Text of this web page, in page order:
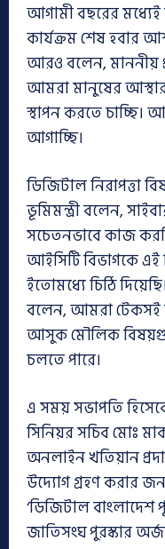
আগামী বছরের মধ্যেই
কার্যক্রম শেষ হবার
আরও বলেন, মাননীয়
আমরা মানুষের আস্থার
স্থাপন করতে চাচ্ছি।
আগাচ্ছি।
ডিজিটাল নিরাপত্তা
ভূমিমন্ত্রী বলেন,
সচেতনভাবে কাজ
আইসিটি বিভাগকে
ইতোমধ্যে চিঠি
বলেন, আমরা টেকসই
আসুক মৌলিক
চলতে পারে।
এ সময় সভাপতি
সিনিয়র সচিব মোঃ
অনলাইন খতিয়ান
উদ্যোগ গ্রহণ করার
‘ডিজিটাল বাংলাদেশ
জাতিসংঘ পুরস্কার